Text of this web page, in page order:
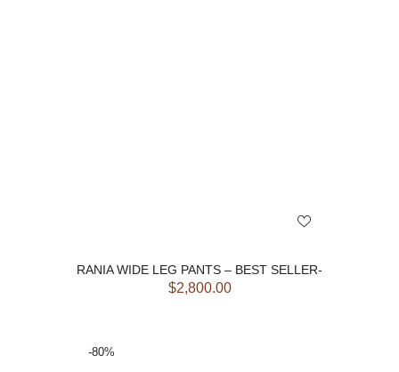
RANIA WIDE LEG PANTS – BEST SELLER-
$2,800.00
-80%